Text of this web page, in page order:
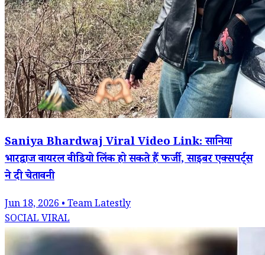
Saniya Bhardwaj Viral Video Link: सानिया
भारद्वाज वायरल वीडियो लिंक हो सकते हैं फर्जी, साइबर एक्सपर्ट्स
ने दी चेतावनी
Jun 18, 2026 • Team Latestly
SOCIAL VIRAL